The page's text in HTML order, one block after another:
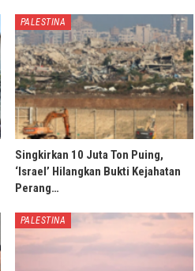
PALESTINA
Singkirkan 10 Juta Ton Puing,
‘Israel’ Hilangkan Bukti Kejahatan
Perang…
PALESTINA